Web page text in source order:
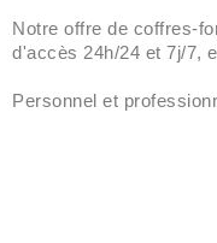
Notre offre de coffres-
d'accès 24h/24 et 7j/7,
Personnel et